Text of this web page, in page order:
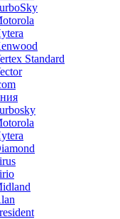
Standard